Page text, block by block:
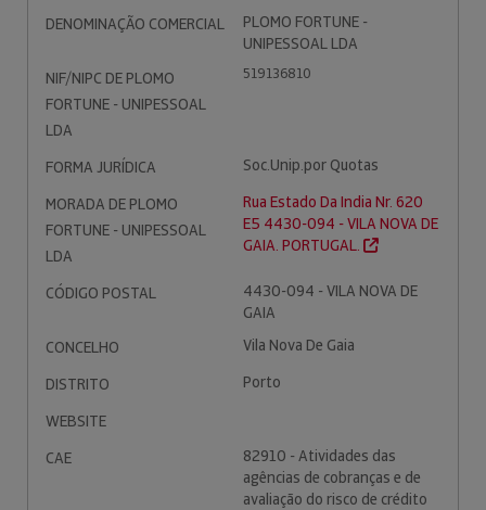
DENOMINAÇÃO COMERCIAL
PLOMO FORTUNE -
UNIPESSOAL LDA
NIF/NIPC DE PLOMO
FORTUNE - UNIPESSOAL
LDA
519136810
FORMA JURÍDICA
Soc.Unip.por Quotas
MORADA DE PLOMO
FORTUNE - UNIPESSOAL
LDA
Rua Estado Da India Nr. 620
E5 4430-094 - VILA NOVA DE
GAIA. PORTUGAL.
CÓDIGO POSTAL
4430-094 - VILA NOVA DE
GAIA
CONCELHO
Vila Nova De Gaia
DISTRITO
Porto
WEBSITE
CAE
82910 - Atividades das
agências de cobranças e de
avaliação do risco de crédito